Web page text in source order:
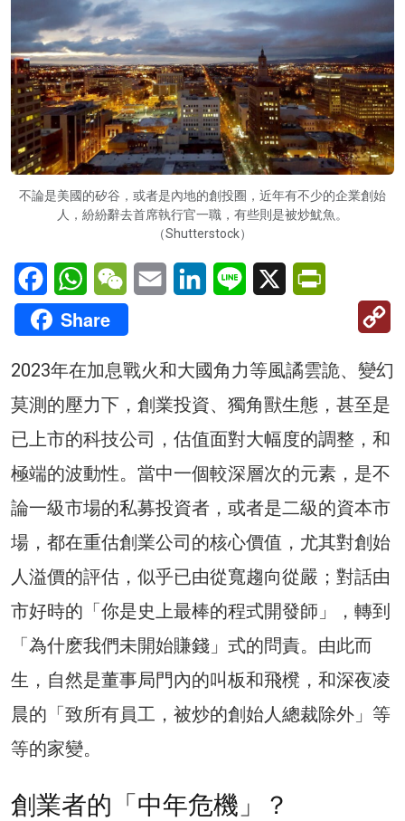
不論是美國的矽谷，或者是內地的創投圈，近年有不少的企業創始
人，紛紛辭去首席執行官一職，有些則是被炒魷魚。
（Shutterstock）
FacebookWhatsAppWeChatEmail LinkedInLine X
Share
2023年在加息戰火和大國角力等風譎雲詭、變幻
莫測的壓力下，創業投資、獨角獸生態，甚至是
已上市的科技公司，估值面對大幅度的調整，和
極端的波動性。當中一個較深層次的元素，是不
論一級市場的私募投資者，或者是二級的資本市
場，都在重估創業公司的核心價值，尤其對創始
人溢價的評估，似乎已由從寬趨向從嚴；對話由
市好時的「你是史上最棒的程式開發師」，轉到
「為什麽我們未開始賺錢」式的問責。由此而
生，自然是董事局門內的叫板和飛櫈，和深夜凌
晨的「致所有員工，被炒的創始人總裁除外」等
等的家變。
創業者的「中年危機」？